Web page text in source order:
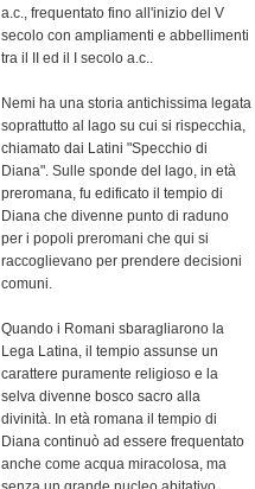
a.c., frequentato fino all'inizio del V
secolo con ampliamenti e abbellimenti
tra il II ed il I secolo a.c..
Nemi ha una storia antichissima legata
soprattutto al lago su cui si rispecchia,
chiamato dai Latini "Specchio di
Diana". Sulle sponde del lago, in età
preromana, fu edificato il tempio di
Diana che divenne punto di raduno
per i popoli preromani che qui si
raccoglievano per prendere decisioni
comuni.
Quando i Romani sbaragliarono la
Lega Latina, il tempio assunse un
carattere puramente religioso e la
selva divenne bosco sacro alla
divinità. In età romana il tempio di
Diana continuò ad essere frequentato
anche come acqua miracolosa, ma